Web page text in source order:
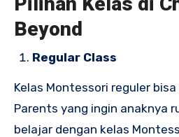
Beyond
Regular Class
Kelas Montessori reguler
Parents yang ingin anaknya
belajar dengan kelas